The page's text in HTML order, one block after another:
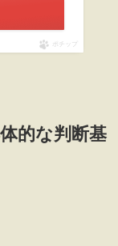
ポチップ
的な判断基